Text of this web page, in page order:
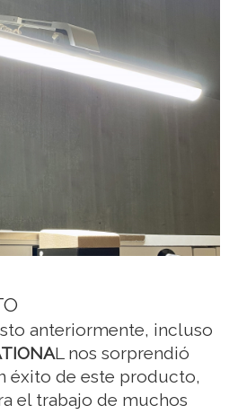
anteriormente, incluso
L nos sorprendió
éxito de este producto,
el trabajo de muchos